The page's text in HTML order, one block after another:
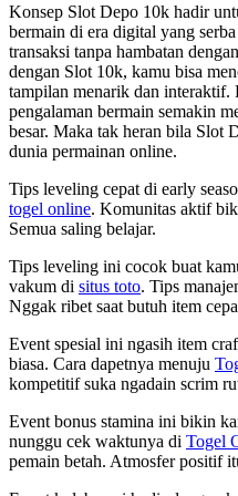
Konsep Slot Depo 10k hadir
bermain di era digital yang
transaksi tanpa hambatan
dengan Slot 10k, kamu bisa
tampilan menarik dan
pengalaman bermain semakin
besar. Maka tak heran bila Slot
dunia permainan online.
Tips leveling cepat di early
togel online. Komunitas aktif
Semua saling belajar.
Tips leveling ini cocok buat
vakum di situs toto. Tips
Nggak ribet saat butuh item
Event spesial ini ngasih item
biasa. Cara dapetnya menuju
kompetitif suka ngadain scrim
Event bonus stamina ini bikin
nunggu cek waktunya di Togel
pemain betah. Atmosfer positif